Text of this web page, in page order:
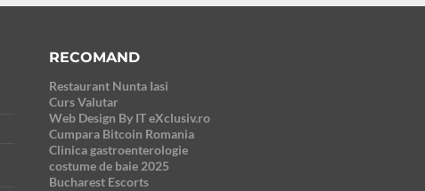
RECOMAND
Restaurant Nunta Iasi
Curs Valutar
Web Design By IT eXclusiv.ro
Cumpara Bitcoin Romania
Clinica gastroenterologie
costume de baie 2025
Bucharest Escorts